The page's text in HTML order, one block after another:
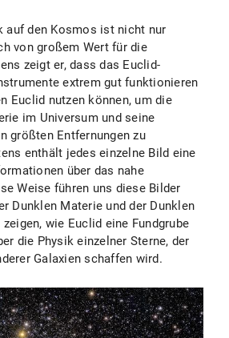
auf den Kosmos ist nicht nur
von großem Wert für die
zeigt er, dass das Euclid-
extrem gut funktionieren
Euclid nutzen können, um die
im Universum und seine
größten Entfernungen zu
enthält jedes einzelne Bild eine
über das nahe
Weise führen uns diese Bilder
Dunklen Materie und der Dunklen
wie Euclid eine Fundgrube
die Physik einzelner Sterne, der
Galaxien schaffen wird.